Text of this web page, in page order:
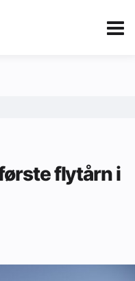
Annonsere i
flytårn i